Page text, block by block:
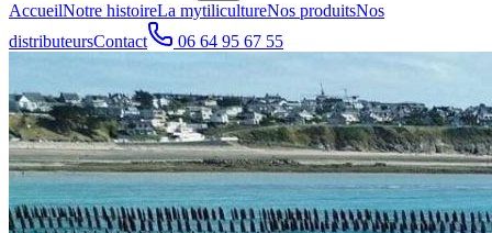
AccueilNotre histoireLa mytilicultureNos produitsNos
distributeursContact 06 64 95 67 55